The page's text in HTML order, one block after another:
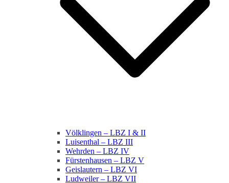
Völklingen – LBZ I & II
Luisenthal – LBZ III
Wehrden – LBZ IV
Fürstenhausen – LBZ V
Geislautern – LBZ VI
Ludweiler – LBZ VII